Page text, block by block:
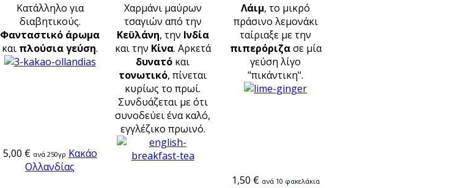
Κατάλληλο για
διαβητικούς.
Φανταστικό άρωμα
και πλούσια γεύση.
5,00 € ανά 250γρ Κακάο
Ολλανδίας
Χαρμάνι μαύρων
τσαγιών από την
Κεϋλάνη, την Ινδία
και την Κίνα. Αρκετά
δυνατό και
τονωτικό, πίνεται
κυρίως το πρωί.
Συνδυάζεται με ότι
συνοδεύει ένα καλό,
εγγλέζικο πρωινό.
Λάιμ, το μικρό
πράσινο λεμονάκι
ταίριαξε με την
πιπερόριζασε μία
γεύση λίγο
"πικάντικη".
1,50 € ανά 10 φακελάκια